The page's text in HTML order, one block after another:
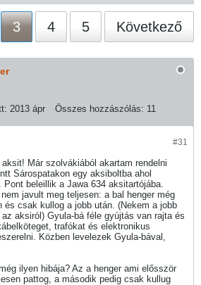
3 4 5 Következő
2013 ápr Összes hozzászólás: 11
#31
Már szolvákiából akartam rendelni
Sárospatakon egy aksiboltba ahol
Pont beleillik a Jawa 634 aksitartójába.
javult meg teljesen: a bal henger még
és csak kullog a jobb után. (Nekem a jobb
az aksiról) Gyula-bá féle gyújtás van rajta és
trafókat és elektronikus
Közben levelezek Gyula-bával,
ilyen hibája? Az a henger ami elősször
pattog, a második pedig csak kullug